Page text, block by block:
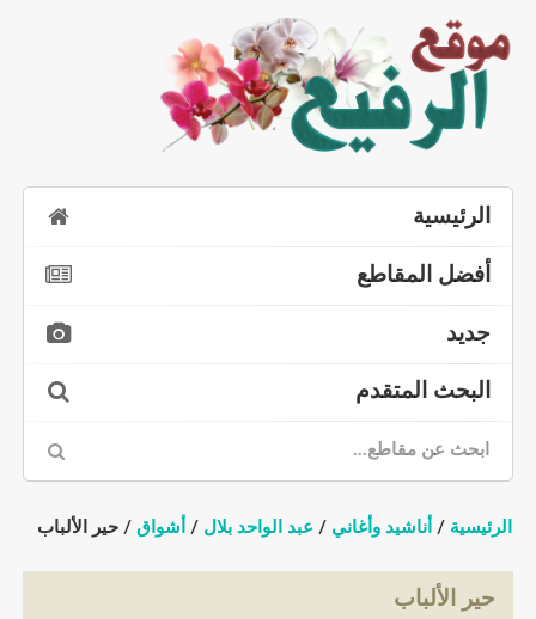
الرئيسية
أفضل المقاطع
جديد
البحث المتقدم
الرئيسية / أناشيد وأغاني / عبد الواحد بلال / أشواق / حير الألباب
حير الألباب